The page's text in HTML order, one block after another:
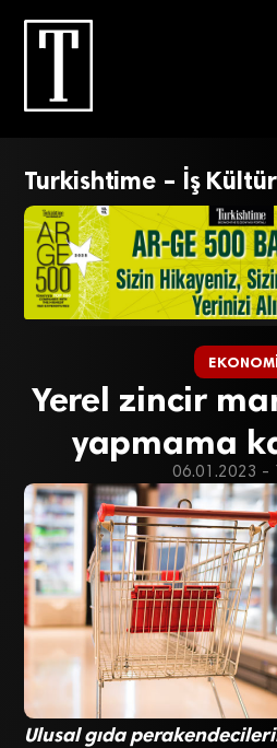
Turkishtime – İş
EKONOMI
Yerel zincir
yapmama
06.01.2023 -
Ulusal gıda